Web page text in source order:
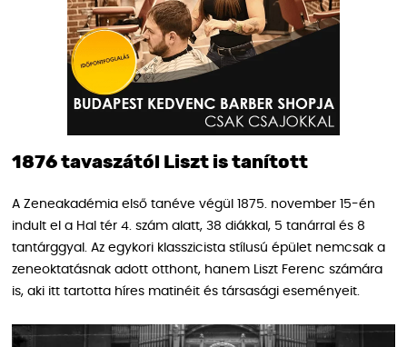
1876 tavaszától Liszt is tanított
A Zeneakadémia első tanéve végül 1875. november 15-én
indult el a Hal tér 4. szám alatt, 38 diákkal, 5 tanárral és 8
tantárggyal. Az egykori klasszicista stílusú épület nemcsak a
zeneoktatásnak adott otthont, hanem Liszt Ferenc számára
is, aki itt tartotta híres matinéit és társasági eseményeit.